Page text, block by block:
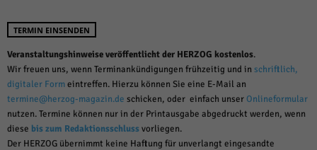
TERMIN EINSENDEN
Veranstaltungshinweise veröffentlicht der HERZOG kostenlos.
Wir freuen uns, wenn Terminankündigungen frühzeitig und in schriftlich,
digitaler Formeintreffen. Hierzu können Sie eine E-Mail an
termine@herzog-magazin.de schicken, oder einfach unserOnlineformular
nutzen. Termine können nur in der Printausgabe abgedruckt werden, wenn
diese bis zum Redaktionsschlussvorliegen.
Der HERZOG übernimmt keine Haftung für unverlangt eingesandte